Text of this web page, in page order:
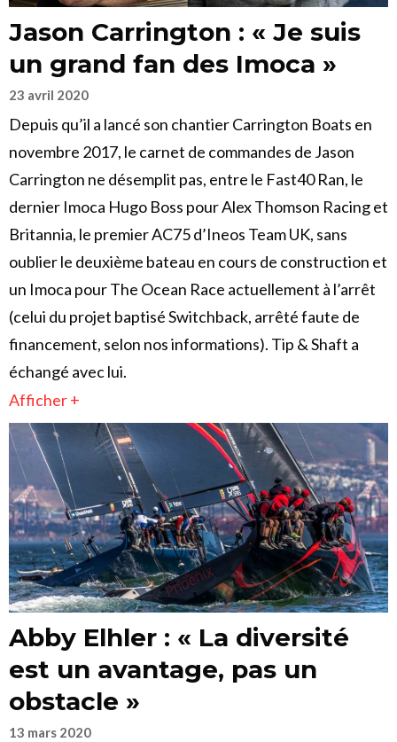
Jason Carrington : « Je suis
un grand fan des Imoca »
23 avril 2020
Depuis qu’il a lancé son chantier Carrington Boats en
novembre 2017, le carnet de commandes de Jason
Carrington ne désemplit pas, entre le Fast40 Ran, le
dernier Imoca Hugo Boss pour Alex Thomson Racing et
Britannia, le premier AC75 d’Ineos Team UK, sans
oublier le deuxième bateau en cours de construction et
un Imoca pour The Ocean Race actuellement à l’arrêt
(celui du projet baptisé Switchback, arrêté faute de
financement, selon nos informations). Tip & Shaft a
échangé avec lui.
Afficher +
Abby Elhler : « La diversité
est un avantage, pas un
obstacle »
13 mars 2020